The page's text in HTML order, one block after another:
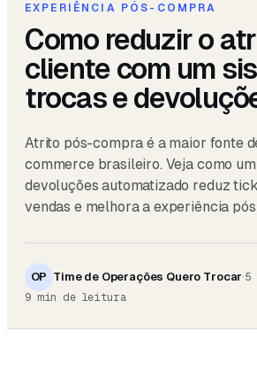
EXPERIÊNCIA PÓS-COMPRA
Como reduzir o
cliente com um
trocas e
Atrito pós-compra é a maior fonte
commerce brasileiro. Veja como
devoluções automatizado reduz
vendas e melhora a experiência
OP Time de Operações Quero Trocar·5
9min de leitura